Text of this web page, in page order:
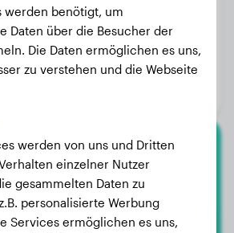
4 Jahre, 9 Monate
Sennenhund
Tuna
werden benötigt, um
Daten über die Besucher der
Die Daten ermöglichen es uns,
zu verstehen und die Webseite
werden von uns und Dritten
einzelner Nutzer
gesammelten Daten zu
personalisierte Werbung
Services ermöglichen es uns,